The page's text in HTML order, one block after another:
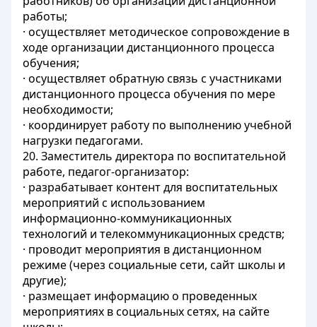
работы;
· осуществляет методическое сопровождение в
ходе организации дистанционного процесса
обучения;
· осуществляет обратную связь с участниками
дистанционного процесса обучения по мере
необходимости;
· координирует работу по выполнению учебной
нагрузки педагогами.
20. Заместитель директора по воспитательной
работе, педагог-организатор:
· разрабатывает контент для воспитательных
мероприятий с использованием
информационно-коммуникационных
технологий и телекоммуникационных средств;
· проводит мероприятия в дистанционном
режиме (через социальные сети, сайт школы и
другие);
· размещает информацию о проведенных
мероприятиях в социальных сетях, на сайте